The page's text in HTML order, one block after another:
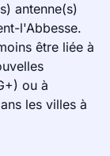
antenne(s)
l'Abbesse.
être liée à
ou à
les villes à